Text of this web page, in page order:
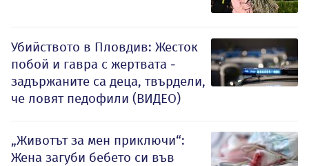
Убийството в Пловдив: Жесток
побой и гавра с жертвата -
задържаните са деца, твърдели,
че ловят педофили (ВИДЕО)
„Животът за мен приключи“:
Жена загуби бебето си във